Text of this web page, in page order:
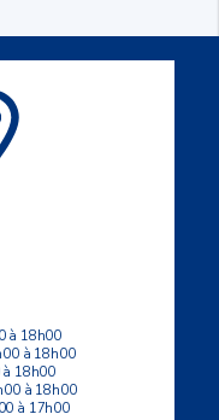
à 18h00
à 18h00
à 18h00
à 18h00
à 17h00